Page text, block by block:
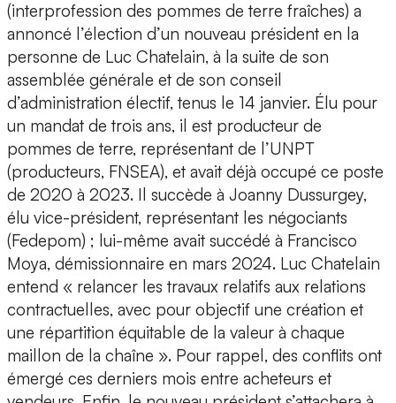
(interprofession des pommes de terre fraîches) a
annoncé l’élection d’un nouveau président en la
personne de Luc Chatelain, à la suite de son
assemblée générale et de son conseil
d’administration électif, tenus le 14 janvier. Élu pour
un mandat de trois ans, il est producteur de
pommes de terre, représentant de l’UNPT
(producteurs, FNSEA), et avait déjà occupé ce poste
de 2020 à 2023. Il succède à Joanny Dussurgey,
élu vice-président, représentant les négociants
(Fedepom) ; lui-même avait succédé à Francisco
Moya, démissionnaire en mars 2024. Luc Chatelain
entend « relancer les travaux relatifs aux relations
contractuelles, avec pour objectif une création et
une répartition équitable de la valeur à chaque
maillon de la chaîne ». Pour rappel, des conflits ont
émergé ces derniers mois entre acheteurs et